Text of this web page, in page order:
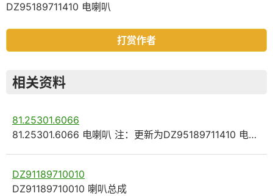
DZ95189711410 电喇叭
打赏作者
相关资料
81.25301.6066
81.25301.6066 电喇叭 注：更新为DZ95189711410 电…
DZ91189710010
DZ91189710010 喇叭总成